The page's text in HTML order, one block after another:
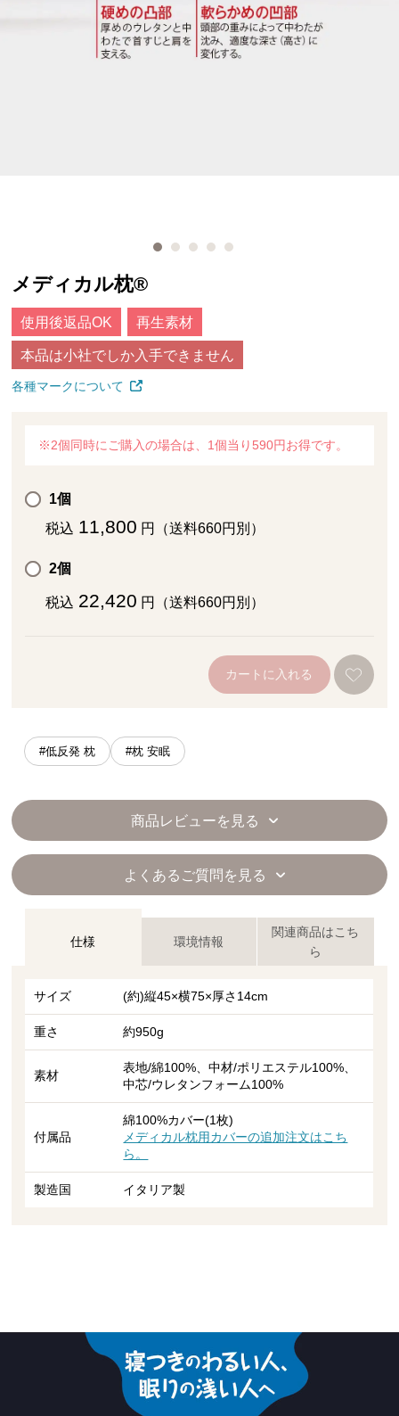
メディカル枕®
使用後返品OK 再生素材
本品は小社でしか入手できません
各種マークについて
※2個同時にご購入の場合は、1個当り590円お得です。
1個
税込 11,800 円（送料660円別）
2個
税込 22,420 円（送料660円別）
カートに入れる
#低反発 枕 #枕 安眠
商品レビューを見る
よくあるご質問を見る
仕様 環境情報
関連商品はこち
ら
サイズ (約)縦45×横75×厚さ14cm
重さ 約950g
素材
表地/綿100%、中材/ポリエステル100%、
中芯/ウレタンフォーム100%
付属品
綿100%カバー(1枚)
メディカル枕用カバーの追加注文はこち
ら。
製造国 イタリア製